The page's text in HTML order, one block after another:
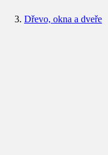
Dřevo, okna a dveře